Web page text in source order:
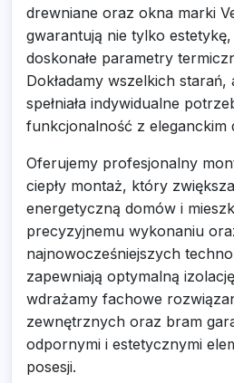
drewniane oraz okna marki
gwarantują nie tylko
doskonałe parametry
Dokładamy wszelkich
spełniała indywidualne
funkcjonalność z eleganckim
Oferujemy profesjonalny
ciepły montaż, który
energetyczną domów i
precyzyjnemu wykonaniu
najnowocześniejszych
zapewniają optymalną
wdrażamy fachowe
zewnętrznych oraz bram
odpornymi i estetycznymi
posesji.